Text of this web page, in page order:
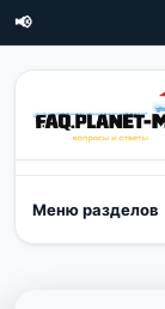
📢
Меню разделов